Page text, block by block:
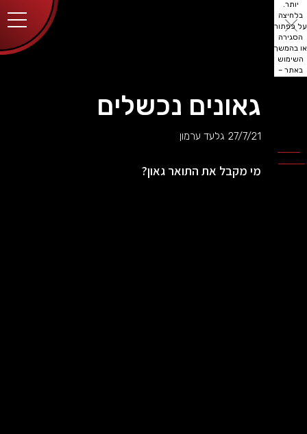
יותר.
בלחיצה
על כפתור
הסגירה
או בהמשך
השימוש
באתר –
גאונים נכשלים
27/7/21 גלעד ערמון
מי מקבל את התואר גאון?